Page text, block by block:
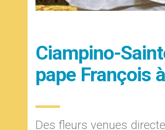
Ciampino-
pape François
Des fleurs venues